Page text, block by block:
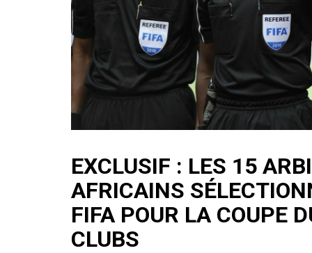
EXCLUSIF : LES 15
AFRICAINS
FIFA POUR LA COUPE
CLUBS